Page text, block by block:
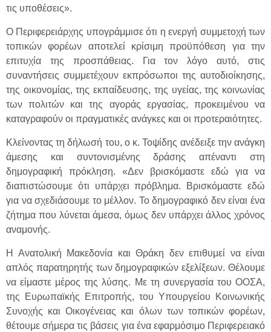
τις υποθέσεις».
Ο Περιφερειάρχης υπογράμμισε ότι η ενεργή συμμετοχή των
τοπικών φορέων αποτελεί κρίσιμη προϋπόθεση για την
επιτυχία της προσπάθειας. Για τον λόγο αυτό, στις
συναντήσεις συμμετέχουν εκπρόσωποι της αυτοδιοίκησης,
της οικονομίας, της εκπαίδευσης, της υγείας, της κοινωνίας
των πολιτών και της αγοράς εργασίας, προκειμένου να
καταγραφούν οι πραγματικές ανάγκες και οι προτεραιότητες.
Κλείνοντας τη δήλωσή του, ο κ. Τοψίδης ανέδειξε την ανάγκη
άμεσης και συντονισμένης δράσης απέναντι στη
δημογραφική πρόκληση. «Δεν βρισκόμαστε εδώ για να
διαπιστώσουμε ότι υπάρχει πρόβλημα. Βρισκόμαστε εδώ
για να σχεδιάσουμε το μέλλον. Το δημογραφικό δεν είναι ένα
ζήτημα που λύνεται άμεσα, όμως δεν υπάρχει άλλος χρόνος
αναμονής.
Η Ανατολική Μακεδονία και Θράκη δεν επιθυμεί να είναι
απλός παρατηρητής των δημογραφικών εξελίξεων. Θέλουμε
να είμαστε μέρος της λύσης. Με τη συνεργασία του ΟΟΣΑ,
της Ευρωπαϊκής Επιτροπής, του Υπουργείου Κοινωνικής
Συνοχής και Οικογένειας και όλων των τοπικών φορέων,
θέτουμε σήμερα τις βάσεις για ένα εφαρμόσιμο Περιφερειακό